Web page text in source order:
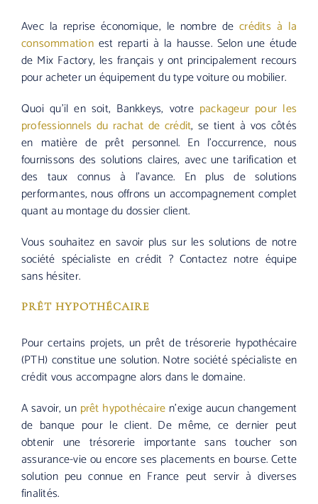
Avec la reprise économique, le nombre decrédits à la
consommationest reparti à la hausse. Selon une étude
de Mix Factory, les français y ont principalement recours
pour acheter un équipement du type voiture ou mobilier.
Quoi qu’il en soit, Bankkeys, votre packageur pour les
professionnels du rachat de crédit, se tient à vos côtés
en matière de prêt personnel. En l’occurrence, nous
fournissons des solutions claires, avec une tarification et
des taux connus à l’avance. En plus de solutions
performantes, nous offrons un accompagnement complet
quant au montage du dossier client.
Vous souhaitez en savoir plus sur les solutions de notre
société spécialiste en crédit ? Contactez notre équipe
sans hésiter.
PRÊT HYPOTHÉCAIRE
Pour certains projets, un prêt de trésorerie hypothécaire
(PTH) constitue une solution. Notre société spécialiste en
crédit vous accompagne alors dans le domaine.
A savoir, un prêt hypothécaire n’exige aucun changement
de banque pour le client. De même, ce dernier peut
obtenir une trésorerie importante sans toucher son
assurance-vie ou encore ses placements en bourse. Cette
solution peu connue en France peut servir à diverses
finalités.